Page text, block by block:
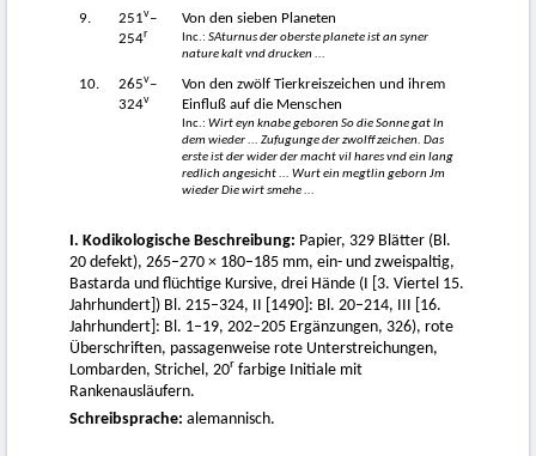
9. 251v–
254r
Von den sieben Planeten
Inc.: SAturnus der oberste planete ist an syner
nature kalt vnd drucken ...
10. 265v–
324v
Von den zwölf Tierkreiszeichen und ihrem
Einfluß auf die Menschen
Inc.: Wirt eyn knabe geboren So die Sonne gat In
dem wieder ... Zufugunge der zwolff zeichen. Das
erste ist der wider der macht vil hares vnd ein lang
redlich angesicht ... Wurt ein megtlin geborn Jm
wieder Die wirt smehe ...
I. Kodikologische Beschreibung: Papier, 329 Blätter (Bl.
20 defekt), 265–270 × 180–185 mm, ein- und zweispaltig,
Bastarda und flüchtige Kursive, drei Hände (I [3. Viertel 15.
Jahrhundert]) Bl. 215–324, II [1490]: Bl. 20–214, III [16.
Jahrhundert]: Bl. 1–19, 202–205 Ergänzungen, 326), rote
Überschriften, passagenweise rote Unterstreichungen,
Lombarden, Strichel, 20r farbige Initiale mit
Rankenausläufern.
Schreibsprache: alemannisch.